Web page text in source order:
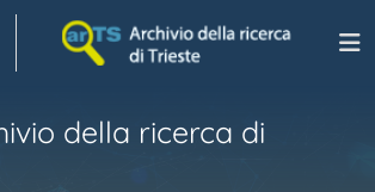
della ricerca di